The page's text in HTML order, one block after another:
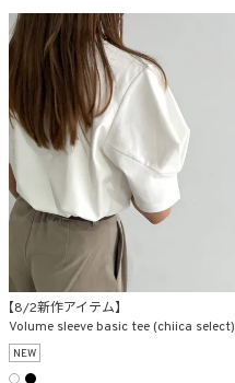
【8/2新作アイテム】
Volume sleeve basic tee (chiica select)
NEW